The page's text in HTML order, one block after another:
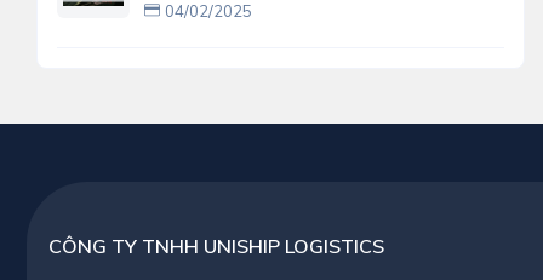
04/02/2025
CÔNG TY TNHH UNISHIP LOGISTICS